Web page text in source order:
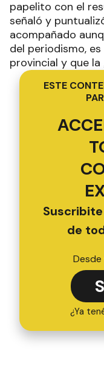
papelito con el
señaló y
acompañado
del periodismo,
provincial y que
ESTE
de
Desde
¿Ya